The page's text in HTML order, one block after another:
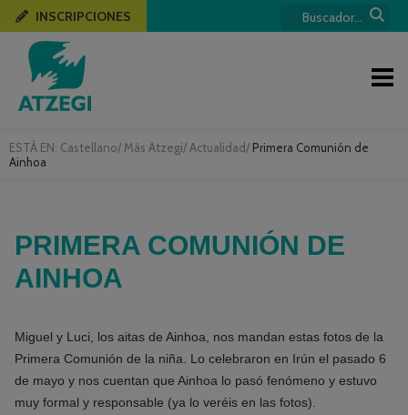
ESTÁ EN: Castellano/ Más Atzegi/ Actualidad/ Primera Comunión de
Ainhoa
INSCRIPCIONES
PRIMERA COMUNIÓN DE
AINHOA
Miguel y Luci, los aitas de Ainhoa, nos mandan estas fotos de la
Primera Comunión de la niña. Lo celebraron en Irún el pasado 6
de mayo y nos cuentan que Ainhoa lo pasó fenómeno y estuvo
muy formal y responsable (ya lo veréis en las fotos).